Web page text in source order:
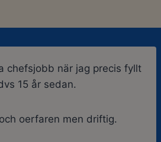
chefsjobb när jag precis fyllt
15 år sedan.
oerfaren men driftig.